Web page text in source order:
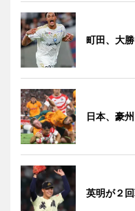
町田、大
日本、豪
英明が２